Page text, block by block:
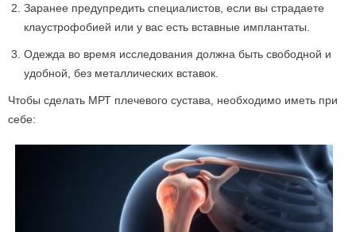
Заранее предупредить специалистов, если вы страдаете
клаустрофобией или у вас есть вставные имплантаты.
Одежда во время исследования должна быть свободной и
удобной, без металлических вставок.
Чтобы сделать МРТ плечевого сустава, необходимо иметь при
себе: